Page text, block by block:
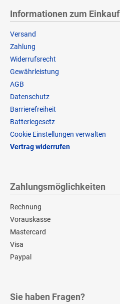
Informationen zum Einkauf
Versand
Zahlung
Widerrufsrecht
Gewährleistung
AGB
Datenschutz
Barrierefreiheit
Batteriegesetz
Cookie Einstellungen verwalten
Vertrag widerrufen
Zahlungsmöglichkeiten
Rechnung
Vorauskasse
Mastercard
Visa
Paypal
Sie haben Fragen?